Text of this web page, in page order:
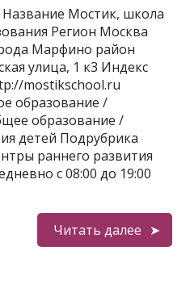
Мостик, школа
Регион Москва
Марфино район
улица, 1 к3 Индекс
mostikschool.ru
образование /
образование /
детей Подрубрика
раннего развития
с 08:00 до 19:00
Читать далее